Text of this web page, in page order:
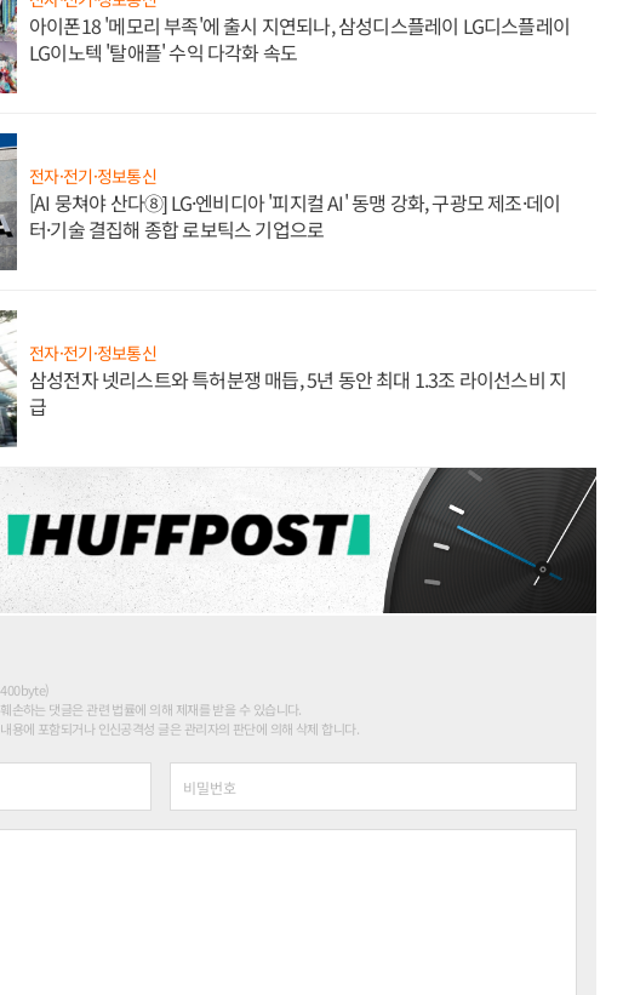
아이폰18 '메모리 부족'에 출시 지연되나, 삼성디스플레이 LG디스플레이
LG이노텍 '탈애플' 수익 다각화 속도
전자·전기·정보통신
[AI 뭉쳐야 산다⑧] LG·엔비디아 '피지컬 AI' 동맹 강화, 구광모 제조·데이
터·기술 결집해 종합 로보틱스 기업으로
전자·전기·정보통신
삼성전자 넷리스트와 특허분쟁 매듭, 5년 동안 최대 1.3조 라이선스비 지
급
손하는 댓글은 관련 법률에 의해 제재를 받을 수 있습니다.
용에 포함되거나 인신공격성 글은 관리자의 판단에 의해 삭제 합니다.